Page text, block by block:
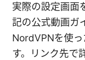
実際の設定画面
記の公式動画ガ
NordVPNを使
す。リンク先で